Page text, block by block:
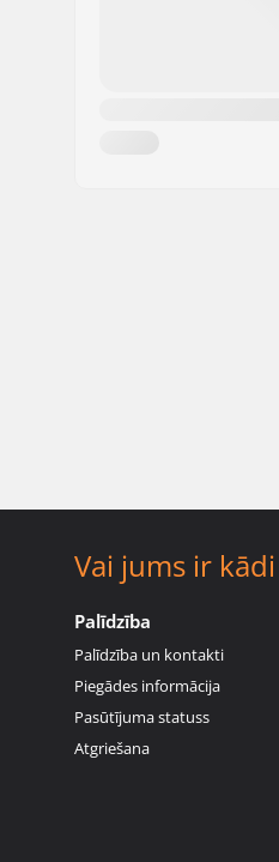
Vai jums ir
Palīdzība
Palīdzība un kontakti
Piegādes informācija
Pasūtījuma statuss
Atgriešana